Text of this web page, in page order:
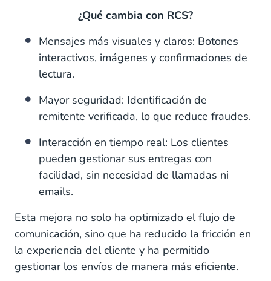
¿Qué cambia con RCS?
Mensajes más visuales y claros: Botones
interactivos, imágenes y confirmaciones de
lectura.
Mayor seguridad: Identificación de
remitente verificada, lo que reduce fraudes.
Interacción en tiempo real: Los clientes
pueden gestionar sus entregas con
facilidad, sin necesidad de llamadas ni
emails.
Esta mejora no solo ha optimizado el flujo de
comunicación, sino que ha reducido la fricción en
la experiencia del cliente y ha permitido
gestionar los envíos de manera más eficiente.